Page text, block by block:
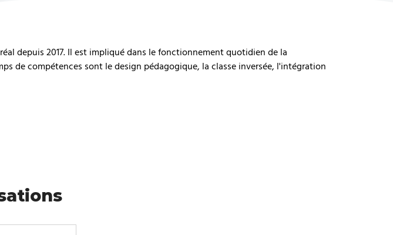
depuis 2017. Il est impliqué dans le fonctionnement quotidien de la
de compétences sont le design pédagogique, la classe inversée, l'intégration